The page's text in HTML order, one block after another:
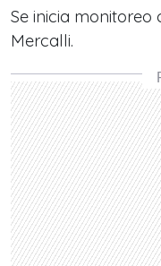
Se inicia
Mercalli.